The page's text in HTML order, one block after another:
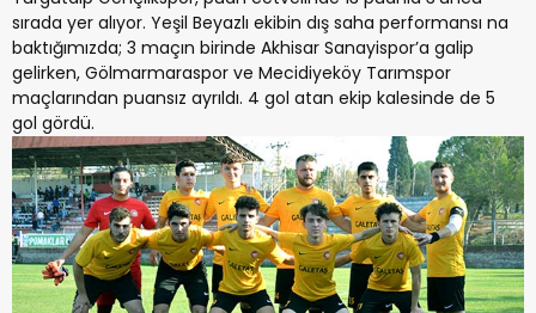
sırada yer alıyor. Yeşil Beyazlı ekibin dış saha performansı na
baktığımızda; 3 maçın birinde Akhisar Sanayispor’a galip
gelirken, Gölmarmaraspor ve Mecidiyeköy Tarımspor
maçlarından puansız ayrıldı. 4 gol atan ekip kalesinde de 5
gol gördü.